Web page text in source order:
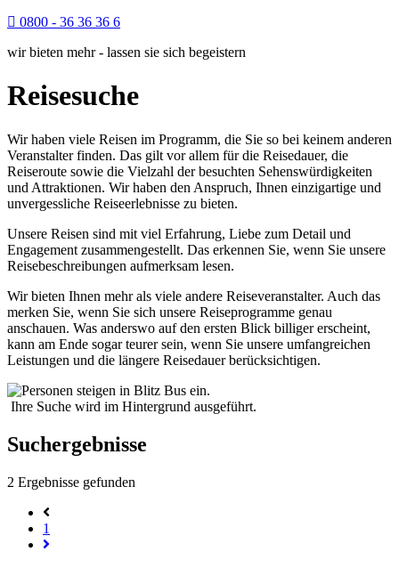
0800 - 36 36 36 6
wir bieten mehr - lassen sie sich begeistern
Reisesuche
Wir haben viele Reisen im Programm, die Sie so bei keinem anderen
Veranstalter finden. Das gilt vor allem für die Reisedauer, die
Reiseroute sowie die Vielzahl der besuchten Sehenswürdigkeiten
und Attraktionen. Wir haben den Anspruch, Ihnen einzigartige und
unvergessliche Reiseerlebnisse zu bieten.
Unsere Reisen sind mit viel Erfahrung, Liebe zum Detail und
Engagement zusammengestellt. Das erkennen Sie, wenn Sie unsere
Reisebeschreibungen aufmerksam lesen.
Wir bieten Ihnen mehr als viele andere Reiseveranstalter. Auch das
merken Sie, wenn Sie sich unsere Reiseprogramme genau
anschauen. Was anderswo auf den ersten Blick billiger erscheint,
kann am Ende sogar teurer sein, wenn Sie unsere umfangreichen
Leistungen und die längere Reisedauer berücksichtigen.
Ihre Suche wird im Hintergrund ausgeführt.
Suchergebnisse
2 Ergebnisse gefunden
1